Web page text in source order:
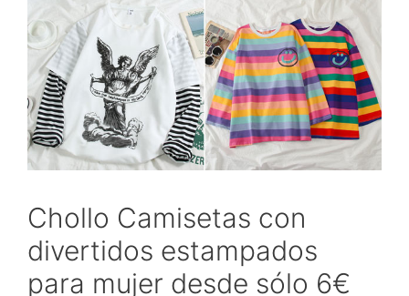
Chollo Camisetas con
divertidos estampados
para mujer desde sólo 6€